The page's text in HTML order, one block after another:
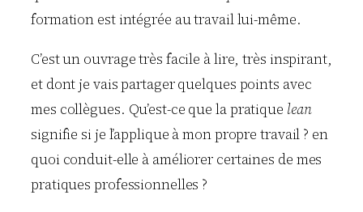
formation est intégrée au travail lui-même.
C’est un ouvrage très facile à lire, très inspirant,
et dont je vais partager quelques points avec
mes collègues. Qu’est-ce que la pratique lean
signifie si je l’applique à mon propre travail ? en
quoi conduit-elle à améliorer certaines de mes
pratiques professionnelles ?